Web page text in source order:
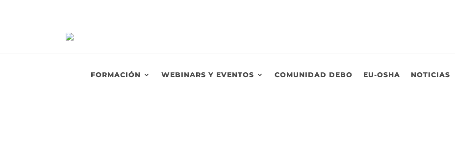
FORMACIÓN WEBINARS Y EVENTOS COMUNIDAD DEBO EU-OSHA NOTICIAS